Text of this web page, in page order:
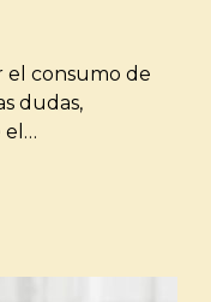
el consumo de
dudas,
el…